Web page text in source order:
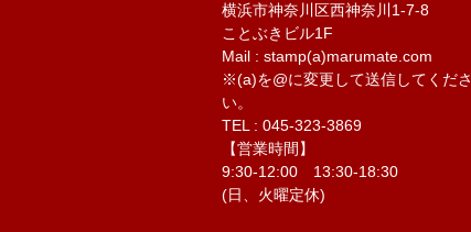
横浜市神奈川区西神奈川1-7-8
ことぶきビル1F
Mail : stamp(a)marumate.com
※(a)を@に変更して送信してくださ
い。
TEL : 045-323-3869
【営業時間】
9:30-12:00 13:30-18:30
(日、火曜定休)